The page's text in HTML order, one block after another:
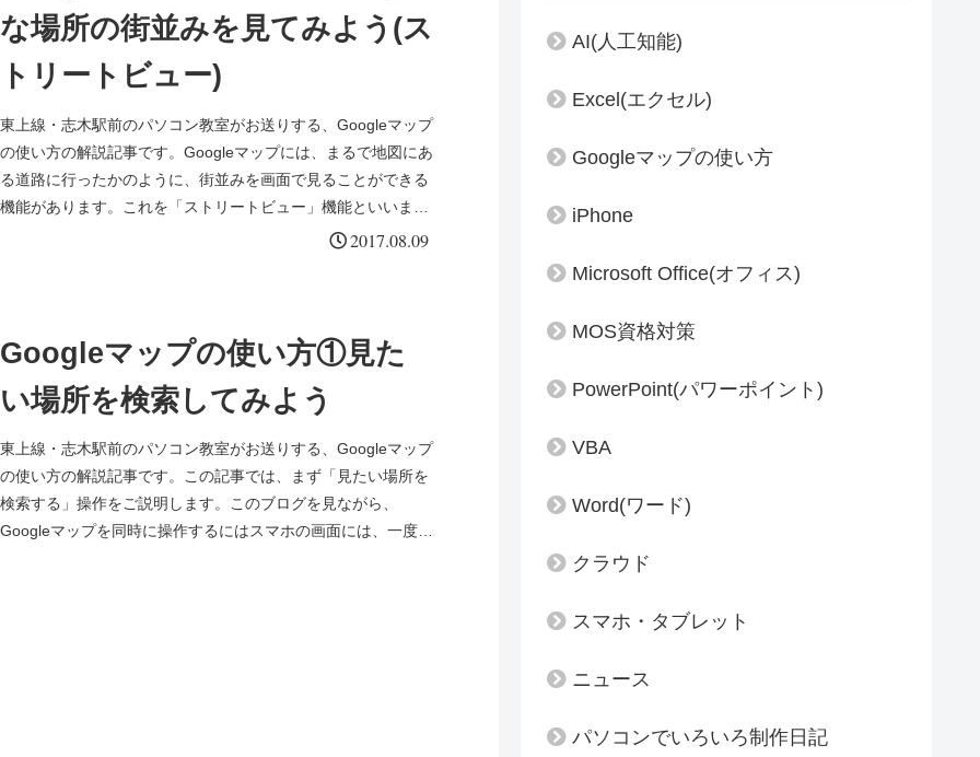
な場所の街並みを見てみよう(ス
トリートビュー)
東上線・志木駅前のパソコン教室がお送りする、Googleマップ
の使い方の解説記事です。Googleマップには、まるで地図にあ
る道路に行ったかのように、街並みを画面で見ることができる
機能があります。これを「ストリートビュー」機能といいま
2017.08.09
Googleマップの使い方①見た
い場所を検索してみよう
東上線・志木駅前のパソコン教室がお送りする、Googleマップ
の使い方の解説記事です。この記事では、まず「見たい場所を
検索する」操作をご説明します。このブログを見ながら、
Googleマップを同時に操作するにはスマホの画面には、一度に
AI(人工知能)
Excel(エクセル)
Googleマップの使い方
iPhone
Microsoft Office(オフィス)
MOS資格対策
PowerPoint(パワーポイント)
VBA
Word(ワード)
クラウド
スマホ・タブレット
ニュース
パソコンでいろいろ制作日記